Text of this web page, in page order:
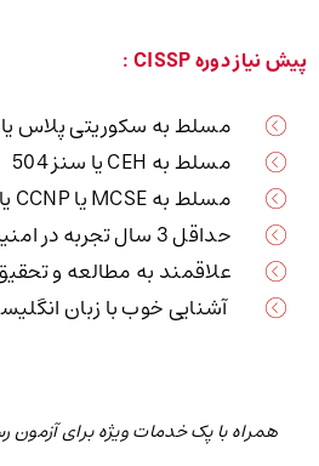
‌‌پیش نیاز دوره CISSP :
مسلط به سکوریتی پلاس یا SSCP
مسلط به CEH یا سنز 504
مسلط به MCSE یا CCNP یا LPIC2
حداقل 3 سال تجربه در امنیت یا 5 سال در IT
علاقمند به مطالعه و
آشنایی خوب با زبان
همراه با پک خدمات ویژه برای